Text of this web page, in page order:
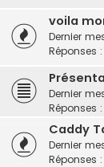
voila
Dernier
Réponses :
Dernier
Réponses :
Caddy
Dernier
Réponses :